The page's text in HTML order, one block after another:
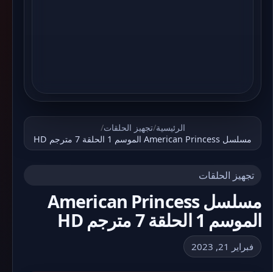
الرئيسية/تجهيز الحلقات/
مسلسل American Princess الموسم 1 الحلقة 7 مترجم HD
تجهيز الحلقات
مسلسل American Princess
الموسم 1 الحلقة 7 مترجم HD
فبراير 21, 2023